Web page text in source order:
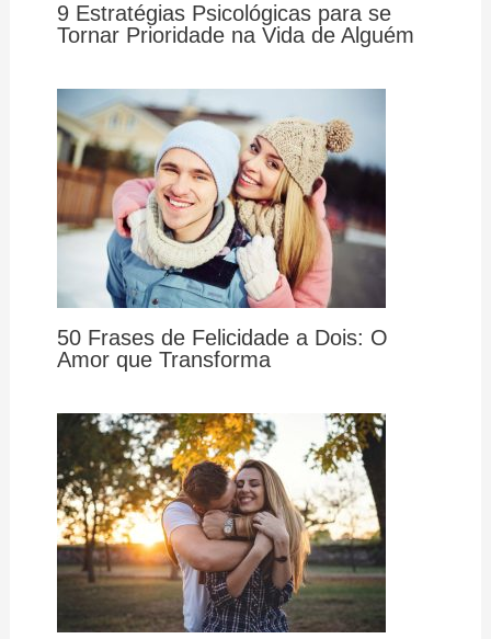
9 Estratégias Psicológicas para se
Tornar Prioridade na Vida de Alguém
50 Frases de Felicidade a Dois: O
Amor que Transforma